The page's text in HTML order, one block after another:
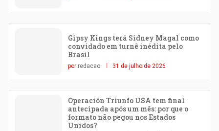
Gipsy Kings terá Sidney Magal como
convidado em turnê inédita pelo
Brasil
por redacao 31 de julho de 2026
Operación Triunfo USA tem final
antecipada após um mês: por que o
formato não pegou nos Estados
Unidos?